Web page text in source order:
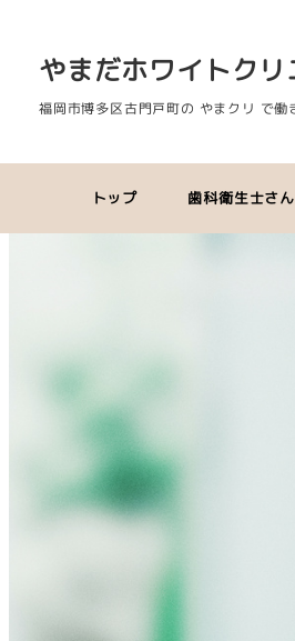
やまだホワイトク
福岡市博多区古門戸町の やまクリ で働
トップ 歯科衛生士さ